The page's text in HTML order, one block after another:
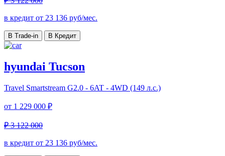
в кредит от 23 136 руб/мес.
В Trade-in В Кредит
hyundai Tucson
Travel Smartstream G2.0 - 6AT - 4WD (149 л.с.)
от 1 229 000 ₽
₽ 3 122 000
в кредит от 23 136 руб/мес.